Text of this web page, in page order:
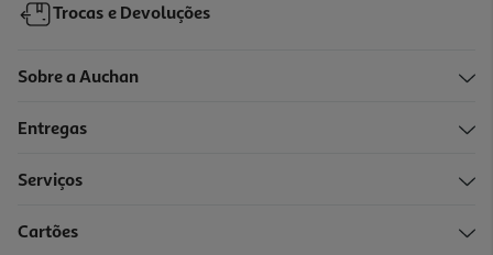
Trocas e Devoluções
Sobre a Auchan
Entregas
Serviços
Cartões